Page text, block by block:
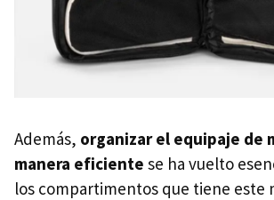
Además, organizar el equipaje de
manera eficiente se ha vuelto
los compartimentos que tiene este